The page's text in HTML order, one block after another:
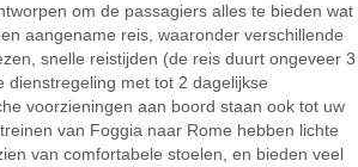
om de passagiers alles te bieden wat
aangename reis, waaronder verschillende
snelle reistijden (de reis duurt ongeveer 3
dienstregeling met tot 2 dagelijkse
voorzieningen aan boord staan ook tot uw
van Foggia naar Rome hebben lichte
van comfortabele stoelen, en bieden veel